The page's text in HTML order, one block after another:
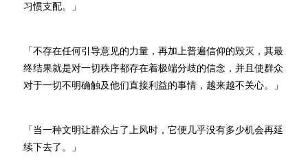
习惯支配。」
「不存在任何引导意见的力量，再加上普遍信仰的毁灭，其最
终结果就是对一切秩序都存在着极端分歧的信念，并且使群众
对于一切不明确触及他们直接利益的事情，越来越不关心。」
「当一种文明让群众占了上风时，它便几乎没有多少机会再延
续下去了。」